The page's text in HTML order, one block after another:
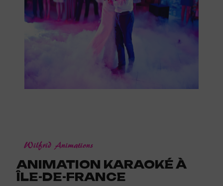
Wilfrid Animations
ANIMATION KARAOKÉ À
ÎLE-DE-FRANCE